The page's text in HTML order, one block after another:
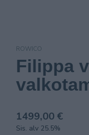
ROWICO
Filippa
1499,00 €
Sis. alv 25.5%